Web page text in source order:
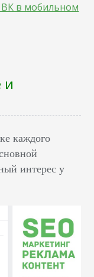
ВК в мобильном
и
каждого
интерес у